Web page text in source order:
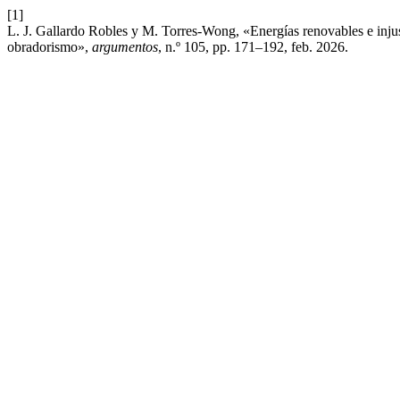
[1]
L. J. Gallardo Robles y M. Torres-Wong, «Energías renovables e
obradorismo», argumentos, n.º 105, pp. 171–192, feb. 2026.